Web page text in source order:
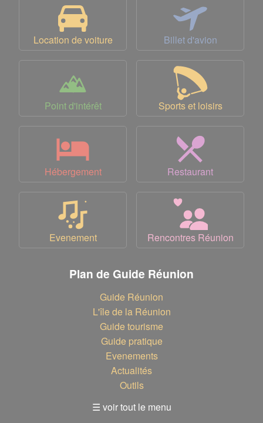
Location de voiture Billet d'avion
Point d'intérêt Sports et loisirs
Hébergement Restaurant
Evenement Rencontres Réunion
Plan de Guide Réunion
Guide Réunion
L'île de la Réunion
Guide tourisme
Guide pratique
Evenements
Actualités
Outils
☰ voir tout le menu